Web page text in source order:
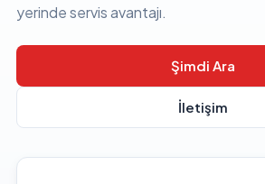
yerinde servis avantajı.
Şimdi Ara
İletişim